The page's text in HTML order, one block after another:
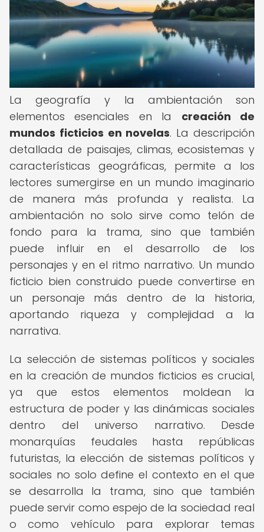
La geografía y la ambientación son
elementos esenciales en la creación de
mundos ficticios en novelas. La descripción
detallada de paisajes, climas, ecosistemas y
características geográficas, permite a los
lectores sumergirse en un mundo imaginario
de manera más profunda y realista. La
ambientación no solo sirve como telón de
fondo para la trama, sino que también
puede influir en el desarrollo de los
personajes y en el ritmo narrativo. Un mundo
ficticio bien construido puede convertirse en
un personaje más dentro de la historia,
aportando riqueza y complejidad a la
narrativa.
La selección de sistemas políticos y sociales
en la creación de mundos ficticios es crucial,
ya que estos elementos moldean la
estructura de poder y las dinámicas sociales
dentro del universo narrativo. Desde
monarquías feudales hasta repúblicas
futuristas, la elección de sistemas políticos y
sociales no solo define el contexto en el que
se desarrolla la trama, sino que también
puede servir como espejo de la sociedad real
o como vehículo para explorar temas